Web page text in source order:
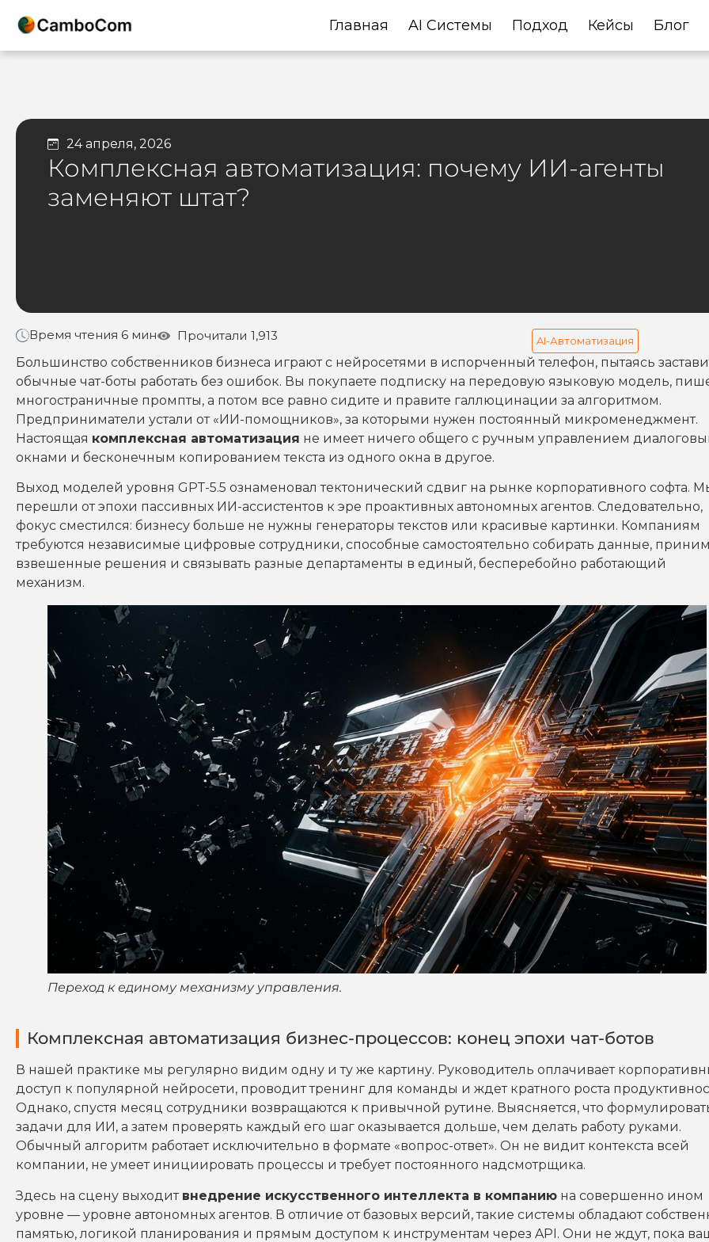
Главная AI Системы Подход Кейсы Блог
24 апреля, 2026
Комплексная автоматизация: почему ИИ-агенты
заменяют штат?
Время чтения 6 мин Прочитали 1,913 AI-Автоматизация
Большинство собственников бизнеса играют с нейросетями в испорченный телефон, пытаясь
обычные чат-боты работать без ошибок. Вы покупаете подписку на передовую языковую модель,
многостраничные промпты, а потом все равно сидите и правите галлюцинации за алгоритмом.
Предприниматели устали от «ИИ-помощников», за которыми нужен постоянный микроменеджмент.
Настоящая комплексная автоматизация не имеет ничего общего с ручным управлением
окнами и бесконечным копированием текста из одного окна в другое.
Выход моделей уровня GPT-5.5 ознаменовал тектонический сдвиг на рынке корпоративного софта.
перешли от эпохи пассивных ИИ-ассистентов к эре проактивных автономных агентов. Следовательно,
фокус сместился: бизнесу больше не нужны генераторы текстов или красивые картинки. Компаниям
требуются независимые цифровые сотрудники, способные самостоятельно собирать данные,
взвешенные решения и связывать разные департаменты в единый, бесперебойно работающий
механизм.
Переход к единому механизму управления.
Комплексная автоматизация бизнес-процессов: конец эпохи чат-ботов
В нашей практике мы регулярно видим одну и ту же картину. Руководитель оплачивает
доступ к популярной нейросети, проводит тренинг для команды и ждет кратного роста
Однако, спустя месяц сотрудники возвращаются к привычной рутине. Выясняется, что
задачи для ИИ, а затем проверять каждый его шаг оказывается дольше, чем делать работу руками.
Обычный алгоритм работает исключительно в формате «вопрос-ответ». Он не видит контекста всей
компании, не умеет инициировать процессы и требует постоянного надсмотрщика.
Здесь на сцену выходит внедрение искусственного интеллекта в компанию на совершенно ином
уровне — уровне автономных агентов. В отличие от базовых версий, такие системы обладают
памятью, логикой планирования и прямым доступом к инструментам через API. Они не ждут, пока